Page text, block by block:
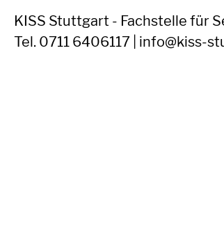
KISS Stuttgart - Fachstelle für
Tel. 0711 6406117 | info@kiss-